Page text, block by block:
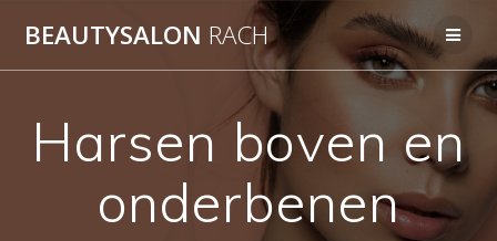
Ga
naar
de
inhoud
BEAUTYSALON RACH
Harsen boven en
onderbenen